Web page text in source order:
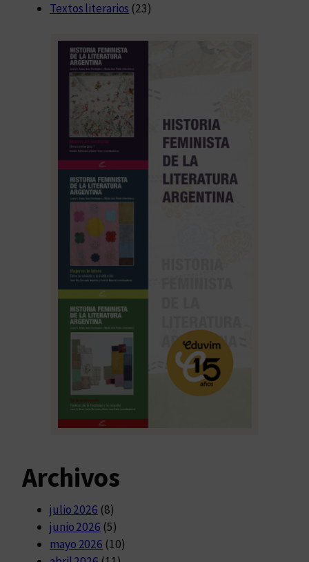
Textos literarios (23)
Archivos
julio 2026 (8)
junio 2026 (5)
mayo 2026 (10)